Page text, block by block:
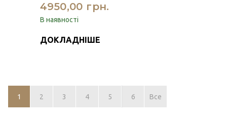
4950,00 грн.
В наявності
ДОКЛАДНІШЕ
1 2 3 4 5 6 Все